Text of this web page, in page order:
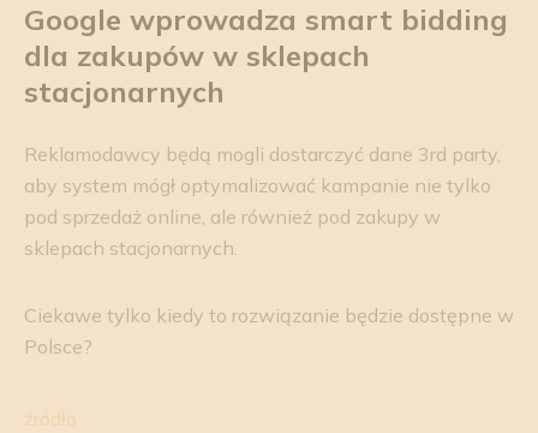
Google wprowadza smart bidding
dla zakupów w sklepach
stacjonarnych
Reklamodawcy będą mogli dostarczyć dane 3rd party,
aby system mógł optymalizować kampanie nie tylko
pod sprzedaż online, ale również pod zakupy w
sklepach stacjonarnych.
Ciekawe tylko kiedy to rozwiązanie będzie dostępne w
Polsce?
źródło